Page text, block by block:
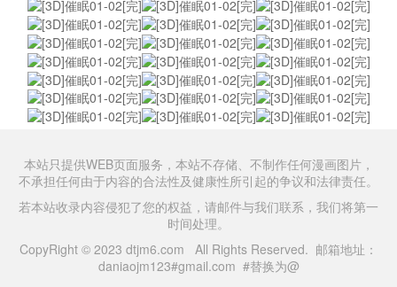
本站只提供WEB页面服务，本站不存储、不制作任何漫画图片，
不承担任何由于内容的合法性及健康性所引起的争议和法律责任。
若本站收录内容侵犯了您的权益，请邮件与我们联系，我们将第一
时间处理。
CopyRight © 2023 dtjm6.com All Rights Reserved. 邮箱地址：
daniaojm123#gmail.com #替换为@